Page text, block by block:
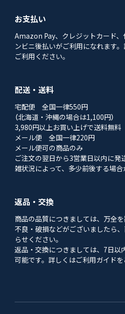
お支払い
Amazon Pay、クレジットカード
ンビニ後払いがご利用になれます
ご利用ください。
配送・送料
宅配便 全国一律550円
（北海道・沖縄の場合は1,100円）
3,980円以上お買い上げで送料無料
メール便 全国一律220円
メール便可の商品のみ
ご注文の翌日から3営業日以内に発
雑状況によって、多少前後する場合
返品・交換
商品の品質につきましては、万全
不良・破損などがございましたら
らせください。
返品・交換につきましては、7日以
可能です。詳しくはご利用ガイドを